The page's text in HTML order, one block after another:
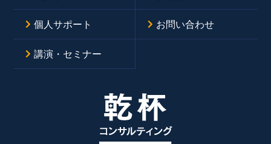
個人サポート
講演・セミナー
お問い合わせ